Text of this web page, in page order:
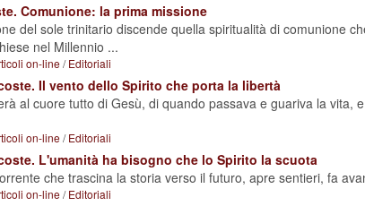
Comunione: la prima missione
del sole trinitario discende quella spiritualità di comunione
nel Millennio ...
on-line/Editoriali
Il vento dello Spirito che porta la libertà
al cuore tutto di Gesù, di quando passava e guariva la vita,
on-line/Editoriali
L'umanità ha bisogno che lo Spirito la scuota
che trascina la storia verso il futuro, apre sentieri, fa
on-line/Editoriali